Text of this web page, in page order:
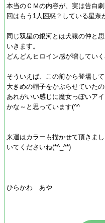
本当のＣＭの内容が、実は告白
回はもう1人困惑？している星奈
同じ双星の銀河とは犬猿の仲と
いきます。
どんどんヒロイン感が増してい
そういえば、この前から登場し
大きめの帽子をかぶらせていたの
あれがいい感じに魔女っぽいア
かな～と思っています(^^ゞ
来週はカラーも描かせて頂きま
いてくださいね(*^_^*)
ひらかわ あや